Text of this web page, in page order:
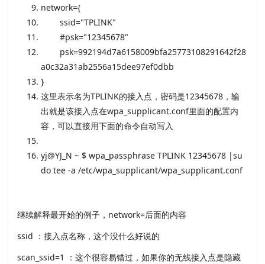
network={
ssid="TPLINK"
#psk="12345678"
psk=992194d7a6158009bfa25773108291642f28
a0c32a31ab2556a15dee97ef0dbb
}
这里表示名为TPLINK的接入点，密码是12345678，输
出就是该接入点在wpa_supplicant.conf里面的配置内
容，可以直接用下面的命令自动写入
yj@YJ_N ~ $ wpa_passphrase TPLINK 12345678 |su
do tee -a /etc/wpa_supplicant/wpa_supplicant.conf
继续解释最开始的例子，network=后面的内容
ssid ：接入点名称，这个没什么好说的
scan_ssid=1 ：这个很容易错过，如果你的无线接入点是隐藏